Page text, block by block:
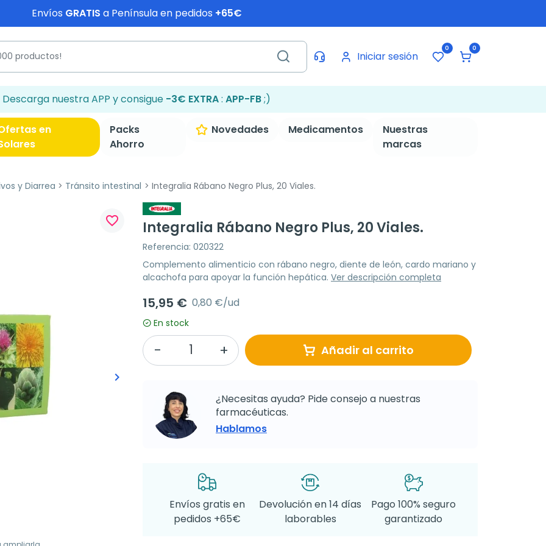
Envíos GRATIS a Península en pedidos +65€
Iniciar sesión
0 0
Descarga nuestra APP y consigue -3€ EXTRA: APP-FB;)
en
Packs
Ahorro
Novedades Medicamentos
Nuestras
marcas
y Diarrea Tránsito intestinal Integralia Rábano Negro Plus, 20 Viales.
Siguiente
keyboard_arrow_right
favorite_border Integralia Rábano Negro Plus, 20 Viales.
Referencia: 020322
Complemento alimenticio con rábano negro, diente de león, cardo mariano y
alcachofa para apoyar la función hepática. Ver descripción completa
15,95 € 0,80 €/ud
En stock
Añadir al carrito
¿Necesitas ayuda? Pide consejo a nuestras
farmacéuticas.
Hablamos
Envíos gratis en
pedidos +65€
Devolución en 14 días
laborables
Pago 100% seguro
garantizado